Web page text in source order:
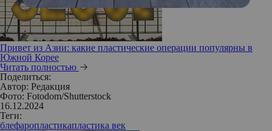
Привет из Азии: какие пластические операции популярны в
Южной Корее
Читать полностью
Поделиться:
Автор: Редакция
Фото: Fotodom/Shutterstock
16.12.2024
Теги:
блефаропластикапластика век